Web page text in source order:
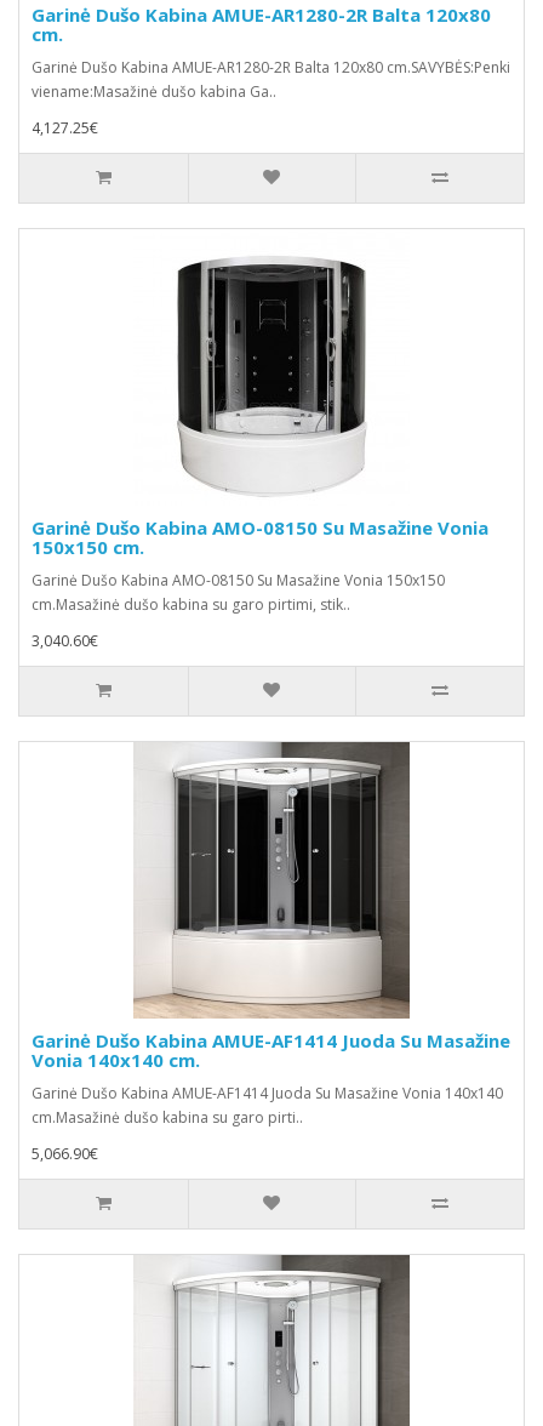
Garinė Dušo Kabina AMUE-AR1280-2R Balta 120x80
cm.
Garinė Dušo Kabina AMUE-AR1280-2R Balta 120x80 cm.SAVYBĖS:Penki
viename:Masažinė dušo kabina Ga..
4,127.25€
Garinė Dušo Kabina AMO-08150 Su Masažine Vonia
150x150 cm.
Garinė Dušo Kabina AMO-08150 Su Masažine Vonia 150x150
cm.Masažinė dušo kabina su garo pirtimi, stik..
3,040.60€
Garinė Dušo Kabina AMUE-AF1414 Juoda Su Masažine
Vonia 140x140 cm.
Garinė Dušo Kabina AMUE-AF1414 Juoda Su Masažine Vonia 140x140
cm.Masažinė dušo kabina su garo pirti..
5,066.90€